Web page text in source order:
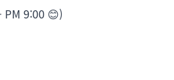
PM 9:00 😊)